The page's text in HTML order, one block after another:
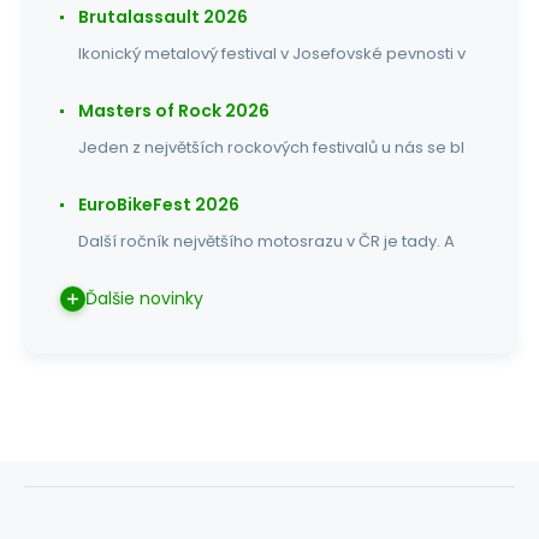
Brutalassault 2026
Ikonický metalový festival v Josefovské pevnosti v
Masters of Rock 2026
Jeden z největších rockových festivalů u nás se bl
EuroBikeFest 2026
Další ročník největšího motosrazu v ČR je tady. A
Ďalšie novinky